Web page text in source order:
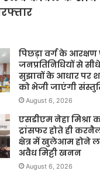
पिछड़ा वर्ग के आरक्षण
जनप्रतिनिधियों से
सुझावों के आधार पर
को भेजी जाएंगी
August 6, 2026
एसडीएम नेहा मिश्रा
ट्रांसफर होते ही
क्षेत्र में खुलेआम होने
अवैध मिट्टी खनन
August 6, 2026